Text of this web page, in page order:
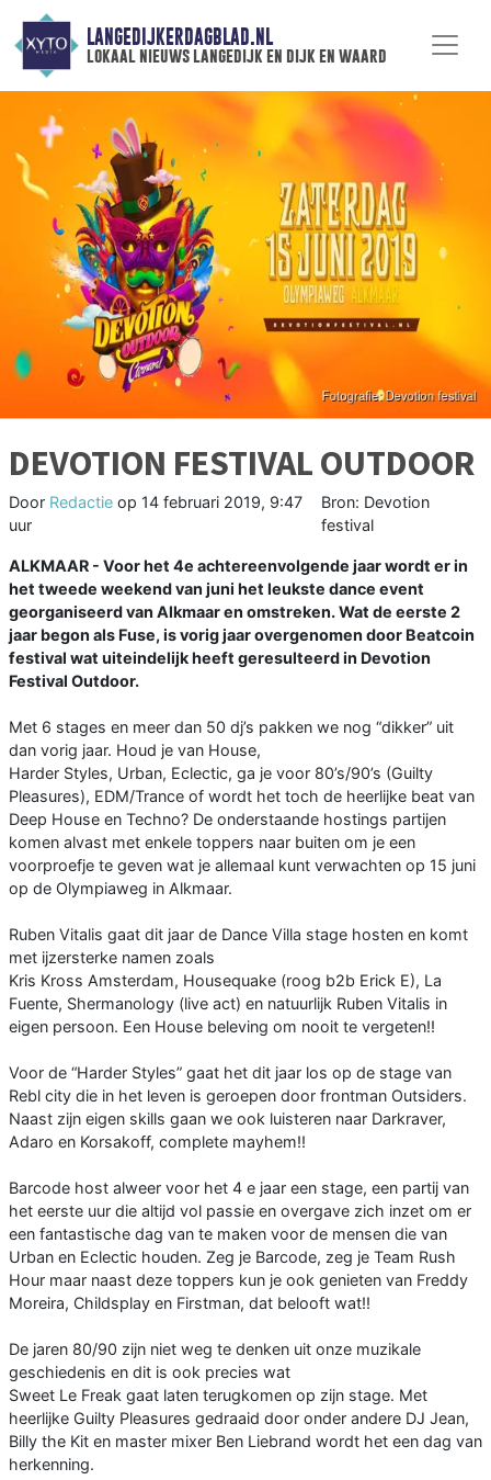
LANGEDIJKERDAGBLAD.NL
lokaal nieuws langedijk en dijk en waard
DEVOTION FESTIVAL OUTDOOR
Door Redactie op 14 februari 2019, 9:47
uur
Bron: Devotion
festival
ALKMAAR - Voor het 4e achtereenvolgende jaar wordt er in
het tweede weekend van juni het leukste dance event
georganiseerd van Alkmaar en omstreken. Wat de eerste 2
jaar begon als Fuse, is vorig jaar overgenomen door Beatcoin
festival wat uiteindelijk heeft geresulteerd in Devotion
Festival Outdoor.
Met 6 stages en meer dan 50 dj’s pakken we nog “dikker” uit
dan vorig jaar. Houd je van House,
Harder Styles, Urban, Eclectic, ga je voor 80’s/90’s (Guilty
Pleasures), EDM/Trance of wordt het toch de heerlijke beat van
Deep House en Techno? De onderstaande hostings partijen
komen alvast met enkele toppers naar buiten om je een
voorproefje te geven wat je allemaal kunt verwachten op 15 juni
op de Olympiaweg in Alkmaar.
Ruben Vitalis gaat dit jaar de Dance Villa stage hosten en komt
met ijzersterke namen zoals
Kris Kross Amsterdam, Housequake (roog b2b Erick E), La
Fuente, Shermanology (live act) en natuurlijk Ruben Vitalis in
eigen persoon. Een House beleving om nooit te vergeten!!
Voor de “Harder Styles” gaat het dit jaar los op de stage van
Rebl city die in het leven is geroepen door frontman Outsiders.
Naast zijn eigen skills gaan we ook luisteren naar Darkraver,
Adaro en Korsakoff, complete mayhem!!
Barcode host alweer voor het 4 e jaar een stage, een partij van
het eerste uur die altijd vol passie en overgave zich inzet om er
een fantastische dag van te maken voor de mensen die van
Urban en Eclectic houden. Zeg je Barcode, zeg je Team Rush
Hour maar naast deze toppers kun je ook genieten van Freddy
Moreira, Childsplay en Firstman, dat belooft wat!!
De jaren 80/90 zijn niet weg te denken uit onze muzikale
geschiedenis en dit is ook precies wat
Sweet Le Freak gaat laten terugkomen op zijn stage. Met
heerlijke Guilty Pleasures gedraaid door onder andere DJ Jean,
Billy the Kit en master mixer Ben Liebrand wordt het een dag van
herkenning.